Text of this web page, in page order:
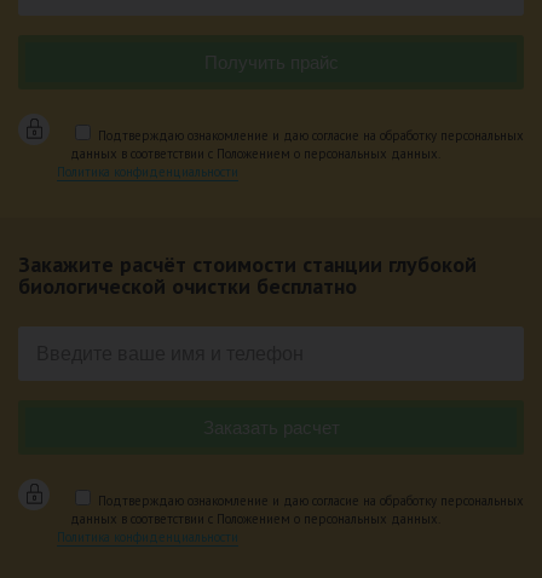
Подтверждаю ознакомление и даю согласие на обработку персональных
данных в соответствии с Положением о персональных данных.
Политика конфиденциальности
Закажите расчёт стоимости станции глубокой
биологической очистки бесплатно
Подтверждаю ознакомление и даю согласие на обработку персональных
данных в соответствии с Положением о персональных данных.
Политика конфиденциальности